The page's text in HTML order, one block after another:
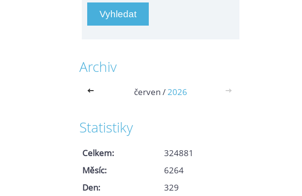
Archiv
<< červen /2026 >>
Statistiky
Celkem:
324881
Měsíc:
6264
Den:
329